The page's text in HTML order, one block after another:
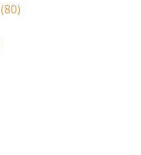
(80)